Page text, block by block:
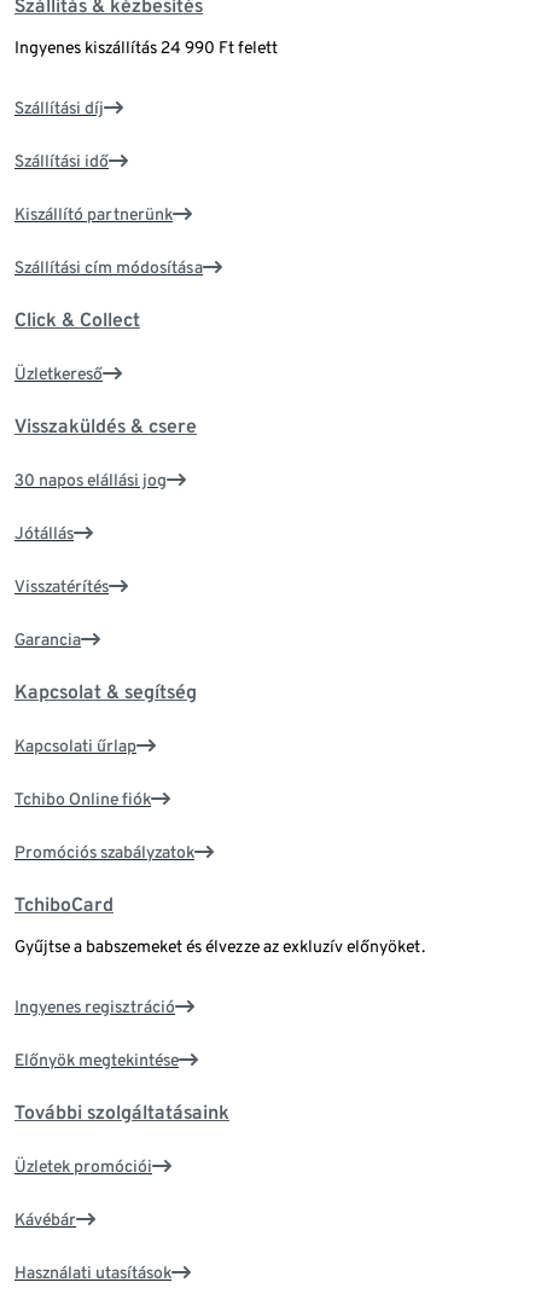
Szállítás & kézbesítés
Ingyenes kiszállítás 24 990 Ft felett
Szállítási díj
Szállítási idő
Kiszállító partnerünk
Szállítási cím módosítása
Click & Collect
Üzletkereső
Visszaküldés & csere
30 napos elállási jog
Jótállás
Visszatérítés
Garancia
Kapcsolat & segítség
Kapcsolati űrlap
Tchibo Online fiók
Promóciós szabályzatok
TchiboCard
Gyűjtse a babszemeket és élvezze az exkluzív előnyöket.
Ingyenes regisztráció
Előnyök megtekintése
További szolgáltatásaink
Üzletek promóciói
Kávébár
Használati utasítások